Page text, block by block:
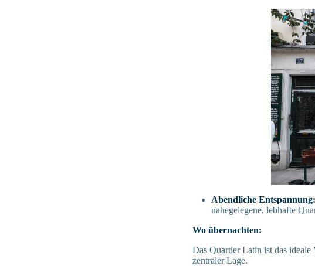
Abendliche Entspannung:
nahegelegene, lebhafte
Wo übernachten:
Das Quartier Latin ist das
zentraler Lage.